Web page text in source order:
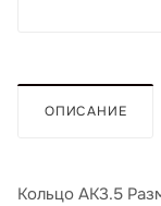
ОПИСАНИЕ
Кольцо АК3.5